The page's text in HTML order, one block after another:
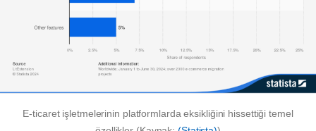
E-ticaret işletmelerinin platformlarda eksikliğini hissettiği temel